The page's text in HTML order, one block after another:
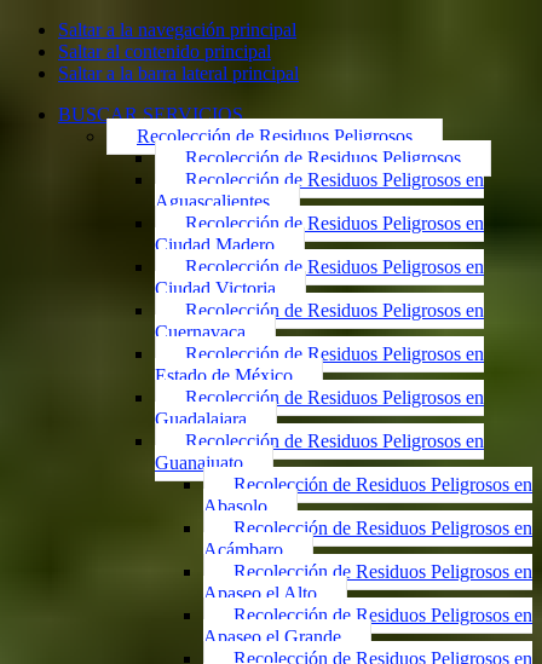
Saltar a la navegación principal
Saltar al contenido principal
Saltar a la barra lateral principal
BUSCAR SERVICIOS
Recolección de Residuos Peligrosos
Recolección de Residuos Peligrosos
Recolección de Residuos Peligrosos en
Aguascalientes
Recolección de Residuos Peligrosos en
Ciudad Madero
Recolección de Residuos Peligrosos en
Ciudad Victoria
Recolección de Residuos Peligrosos en
Cuernavaca
Recolección de Residuos Peligrosos en
Estado de México
Recolección de Residuos Peligrosos en
Guadalajara
Recolección de Residuos Peligrosos en
Guanajuato
Recolección de Residuos Peligrosos en
Abasolo
Recolección de Residuos Peligrosos en
Acámbaro
Recolección de Residuos Peligrosos en
Apaseo el Alto
Recolección de Residuos Peligrosos en
Apaseo el Grande
Recolección de Residuos Peligrosos en